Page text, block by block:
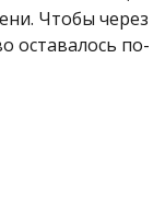
Чтобы через
оставалось по-